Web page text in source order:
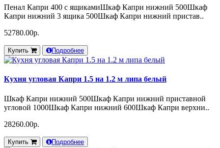
Пенал Капри 400 с ящикамиШкаф Капри нижний 500Шкаф
Капри нижний 3 ящика 500Шкаф Капри нижний пристав..
52780.00р.
Купить Подробнее
Кухня угловая Капри 1.5 на 1.2 м липа белый
Шкаф Капри нижний 500Шкаф Капри нижний приставной
угловой 1000Шкаф Капри нижний 600Шкаф Капри верхни..
28260.00р.
Купить Подробнее